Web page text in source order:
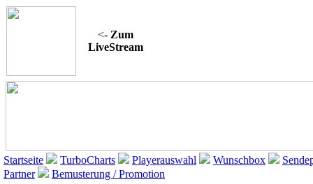
<- Zum
LiveStream
Startseite TurboCharts Playerauswahl Wunschbox
Partner
Bemusterung / Promotion